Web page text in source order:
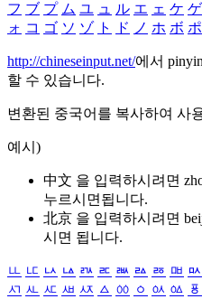
フ ブ プ ム ユ ュ ル エ ェ ケ ゲ
ォ コ ゴ ソ ゾ ト ド ノ ホ ボ ポ
http://chineseinput.net/에서
할 수 있습니다.
변환된 중국어를 복사하여 사
예시)
中文 을 입력하시려면
누르시면됩니다.
北京 을 입력하시려면
시면 됩니다.
ㅥ ㅦ ㅧ ㅨ ㅩ ㅪ ㅫ ㅬ ㅭ ㅮ ㅯ
ㅺ ㅻ ㅼ ㅽ ㅾ ㅿ ㆀ ㆁ ㆂ ㆃ ㆄ